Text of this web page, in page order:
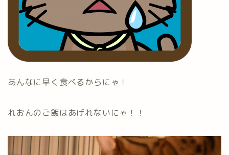
あんなに早く食べるからにゃ！
れおんのご飯はあげれないにゃ！！